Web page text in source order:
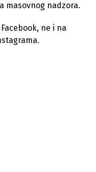
masovnog nadzora.
ne i na